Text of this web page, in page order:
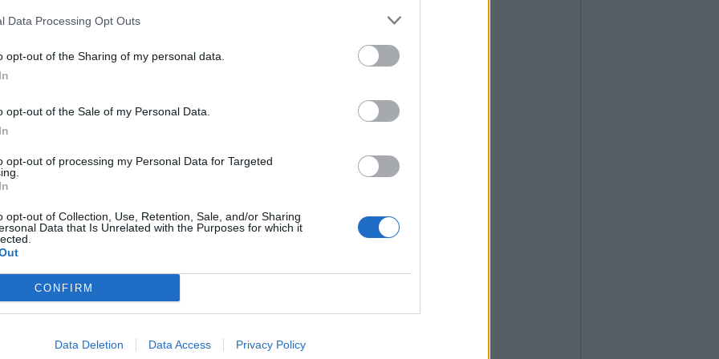
Data Processing Opt Outs
opt-out of the Sharing of my personal data.
opt-out of the Sale of my Personal Data.
opt-out of processing my Personal Data for Targeted
opt-out of Collection, Use, Retention, Sale, and/or Sharing
Data that Is Unrelated with the Purposes for which it
CONFIRM
Data Deletion Data Access Privacy Policy
incontri e manifestazioni legate al
Via Confalonieri, 5
di
a cuore l'informazione del nostro territorio e
prima linea per informarvi in modo puntuale.